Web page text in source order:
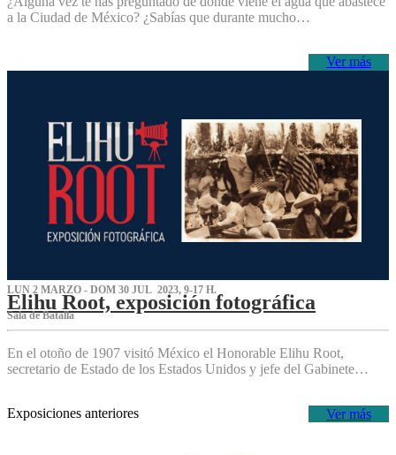
a la Ciudad de México? ¿Sabías que durante mucho…
Ver más
LUN 2 MARZO - DOM 30 JUL 2023, 9-17 H.
Elihu Root, exposición fotográfica
Sala de Batalla
En el otoño de 1907 visitó México el Honorable Elihu Root,
secretario de Estado de los Estados Unidos y jefe del Gabinete…
Ver más
Exposiciones anteriores